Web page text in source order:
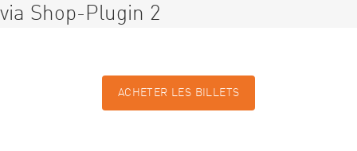
via Shop-Plugin 2
ACHETER LES BILLETS